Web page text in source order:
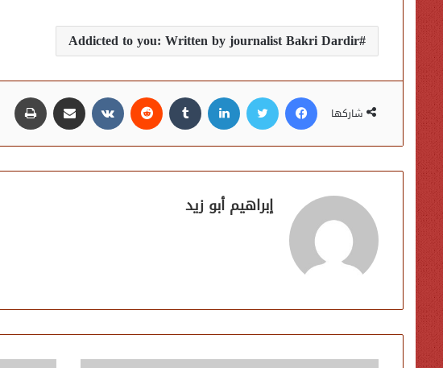
Addicted to you: Written by journalist Bakri Dardir
شاركها
فيسبوك تويتر لينكدإن مشاركة عبر البريد
إبراهيم أبو زيد